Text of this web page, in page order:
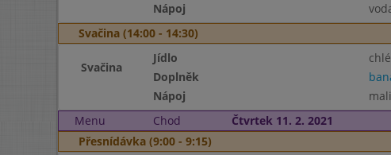
Nápoj
Svačina (14:00 - 14:30)
Svačina
Jídlo
Doplněk
Nápoj
Menu
Chod Čtvrtek 11. 2. 2021
Přesnídávka (9:00 - 9:15)